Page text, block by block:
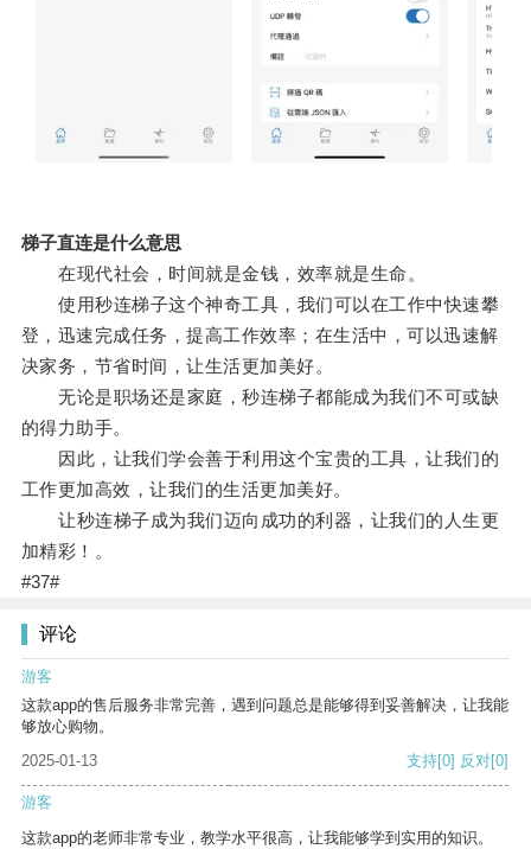
梯子直连是什么意思
在现代社会，时间就是金钱，效率就是生命。
使用秒连梯子这个神奇工具，我们可以在工作中快速攀
登，迅速完成任务，提高工作效率；在生活中，可以迅速解
决家务，节省时间，让生活更加美好。
无论是职场还是家庭，秒连梯子都能成为我们不可或缺
的得力助手。
因此，让我们学会善于利用这个宝贵的工具，让我们的
工作更加高效，让我们的生活更加美好。
让秒连梯子成为我们迈向成功的利器，让我们的人生更
加精彩！。
#37#
评论
游客
这款app的售后服务非常完善，遇到问题总是能够得到妥善解决，让我能
够放心购物。
2025-01-13
支持[0] 反对[0]
游客
这款app的老师非常专业，教学水平很高，让我能够学到实用的知识。